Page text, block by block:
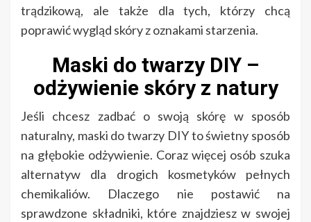
trądzikową, ale także dla tych, którzy chcą
poprawić wygląd skóry z oznakami starzenia.
Maski do twarzy DIY –
odżywienie skóry z natury
Jeśli chcesz zadbać o swoją skórę w sposób
naturalny, maski do twarzy DIY to świetny sposób
na głębokie odżywienie. Coraz więcej osób szuka
alternatyw dla drogich kosmetyków pełnych
chemikaliów. Dlaczego nie postawić na
sprawdzone składniki, które znajdziesz w swojej